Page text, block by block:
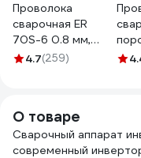
Проволока
сварочная ER
70S-6 0.8 мм,
омедненная, 5 кг
4.7(259)
О товаре
Сварочный аппарат
современный